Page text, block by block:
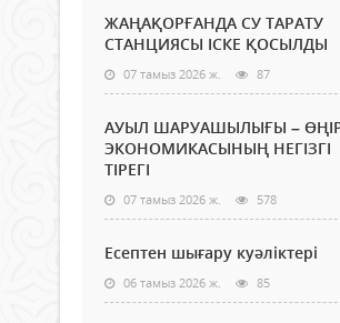
ЖАҢАҚОРҒАНДА СУ ТАРАТУ
СТАНЦИЯСЫ ІСКЕ ҚОСЫЛДЫ
07 тамыз 2026 ж. 87
АУЫЛ ШАРУАШЫЛЫҒЫ –
ЭКОНОМИКАСЫНЫҢ НЕГІЗГІ
ТІРЕГІ
07 тамыз 2026 ж. 578
Есептен шығару куәліктері
06 тамыз 2026 ж. 85